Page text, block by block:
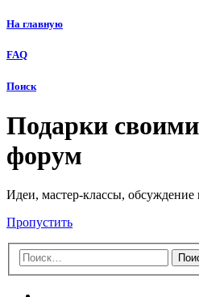
На главную
FAQ
Поиск
Подарки
форум
Идеи, мастер-классы,
Пропустить